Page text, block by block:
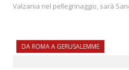
Valzania nel pellegrinaggio, sarà
DA ROMA A GERUSALEMME